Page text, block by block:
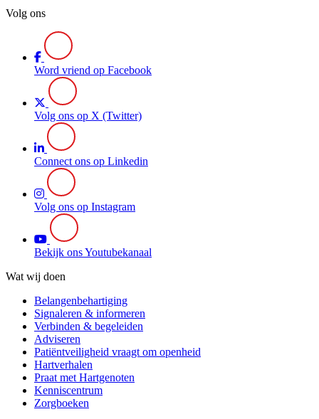
Volg ons
Word vriend op Facebook
Volg ons op X (Twitter)
Connect ons op Linkedin
Volg ons op Instagram
Bekijk ons Youtubekanaal
Wat wij doen
Belangenbehartiging
Signaleren & informeren
Verbinden & begeleiden
Adviseren
Patiëntveiligheid vraagt om openheid
Hartverhalen
Praat met Hartgenoten
Kenniscentrum
Zorgboeken